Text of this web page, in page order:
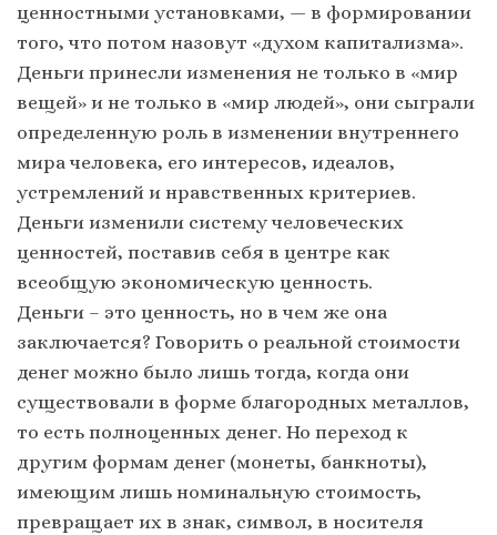
ценностными установками, — в формировании
того, что потом назовут «духом капитализма».
Деньги принесли изменения не только в «мир
вещей» и не только в «мир людей», они сыграли
определенную роль в изменении внутреннего
мира человека, его интересов, идеалов,
устремлений и нравственных критериев.
Деньги изменили систему человеческих
ценностей, поставив себя в центре как
всеобщую экономическую ценность.
Деньги – это ценность, но в чем же она
заключается? Говорить о реальной стоимости
денег можно было лишь тогда, когда они
существовали в форме благородных металлов,
то есть полноценных денег. Но переход к
другим формам денег (монеты, банкноты),
имеющим лишь номинальную стоимость,
превращает их в знак, символ, в носителя